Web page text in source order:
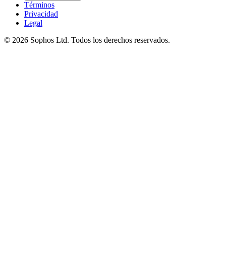
Términos
Privacidad
Legal
© 2026 Sophos Ltd. Todos los derechos reservados.